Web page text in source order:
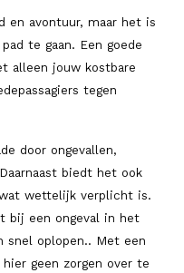
en avontuur, maar het is
te gaan. Een goede
alleen jouw kostbare
tegen
door ongevallen,
biedt het ook
wettelijk verplicht is.
bij een ongeval in het
snel oplopen.. Met een
geen zorgen over te